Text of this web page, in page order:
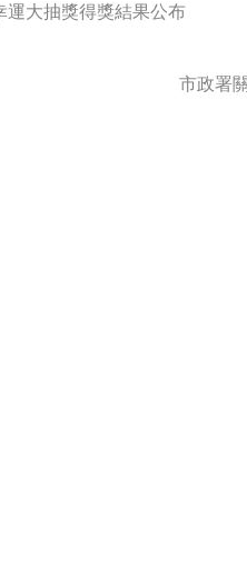
運大抽獎得獎結果公布
市政署